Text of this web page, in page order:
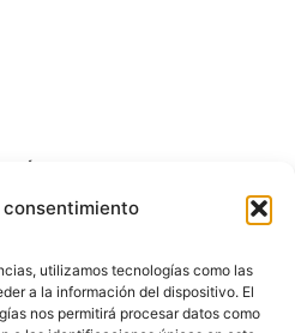
utilizamos tecnologías como las
a la información del dispositivo. El
nos permitirá procesar datos como
venta